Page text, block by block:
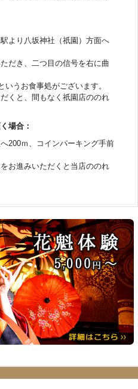
より八坂神社（祇園）方面へ
だき、二つ目の信号を右に曲
うお食事処がございます。
くと、間もなく祇園店ののれ
場合：
200ｍ、コインパーキング手前
お進みいただくと当店ののれ